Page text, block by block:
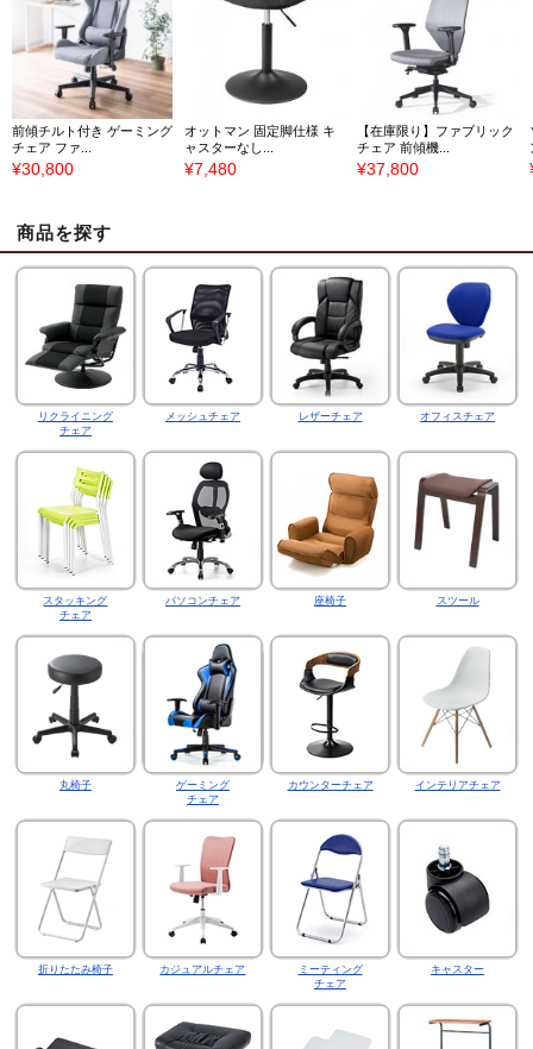
前傾チルト付き ゲーミング
チェア ファ...
¥30,800
オットマン 固定脚仕様 キ
ャスターなし...
¥7,480
【在庫限り】ファブリック
チェア 前傾機...
¥37,800
商品を探す
リクライニング
チェア
メッシュチェア レザーチェア オフィスチェア
スタッキング
チェア
パソコンチェア 座椅子 スツール
丸椅子
ゲーミング
チェア
カウンターチェア インテリアチェア
折りたたみ椅子 カジュアルチェア
ミーティング
チェア
キャスター